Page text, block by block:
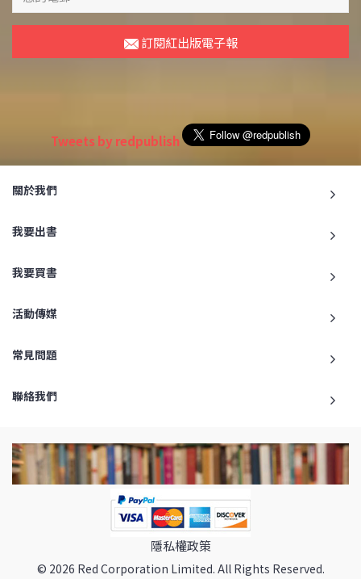
訂閱紅出版電子報
Tweets by redpublish
關於我們
我要出書
我要買書
活動傳媒
常見問題
聯絡我們
隱私權政策
© 2026 Red Corporation Limited. All Rights Reserved.